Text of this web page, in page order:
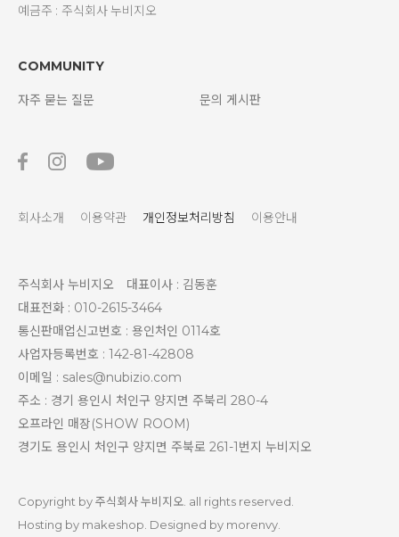
예금주 : 주식회사 누비지오
COMMUNITY
자주 묻는 질문 문의 게시판
회사소개 이용약관 개인정보처리방침 이용안내
주식회사 누비지오
대표이사 : 김동훈
대표전화 : 010-2615-3464
통신판매업신고번호 : 용인처인 0114호
사업자등록번호 : 142-81-42808
이메일 : sales@nubizio.com
주소 : 경기 용인시 처인구 양지면 주북리 280-4
오프라인 매장(SHOW ROOM)
경기도 용인시 처인구 양지면 주북로 261-1번지 누비지오
Copyright by 주식회사 누비지오. all rights reserved.
Hosting by makeshop. Designed by morenvy.